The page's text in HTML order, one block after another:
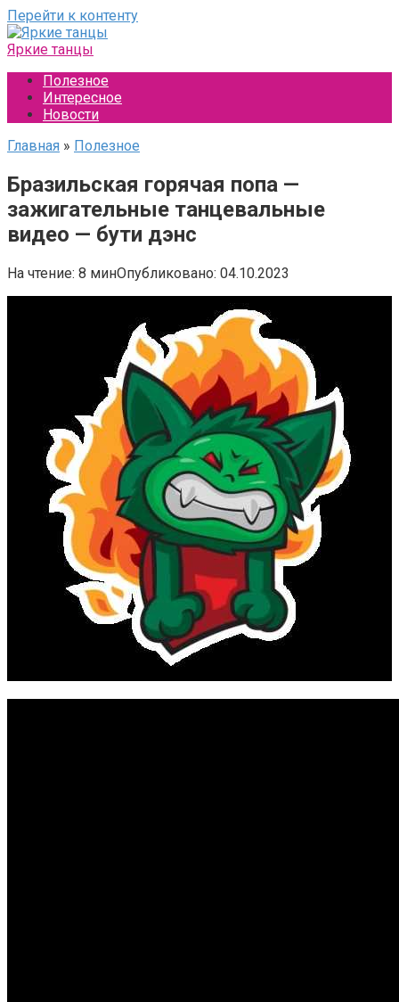
Перейти к контенту
Яркие танцы
Полезное
Интересное
Новости
Главная » Полезное
Бразильская горячая попа —
зажигательные танцевальные
видео — бути дэнс
На чтение: 8 минОпубликовано: 04.10.2023